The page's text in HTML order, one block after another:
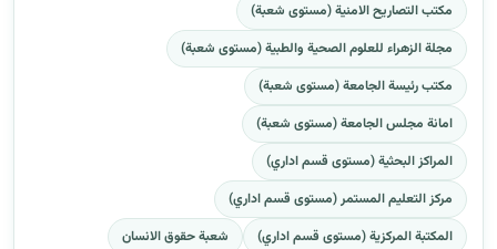
مكتب التصاريح الامنية (مستوى شعبة)
مجلة الزهراء للعلوم الصحية والطبية (مستوى شعبة)
مكتب رئيسة الجامعة (مستوى شعبة)
امانة مجلس الجامعة (مستوى شعبة)
المراكز البحثية (مستوى قسم اداري)
مركز التعليم المستمر (مستوى قسم اداري)
المكتبة المركزية (مستوى قسم اداري)
شعبة حقوق الانسان